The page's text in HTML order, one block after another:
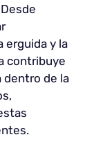
Desde
erguida y la
contribuye
dentro de la